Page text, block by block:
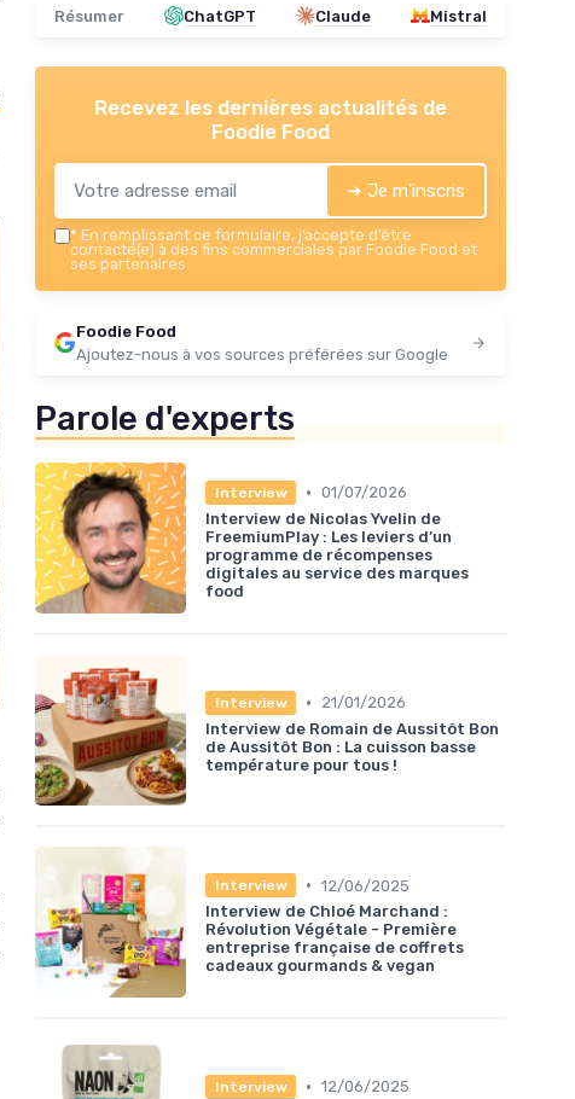
★★★★★
★★★★★ 4,5/5 442 avis
Résumer ChatGPT Claude Mistral
Recevez les dernières actualités de
Foodie Food
➔ Je m'inscris
* En remplissant ce formulaire, j’accepte d’être
contacté(e) à des fins commerciales par Foodie Food et
ses partenaires.
Foodie Food
Ajoutez-nous à vos sources préférées sur Google
Parole d'experts
Interview • 01/07/2026
Interview de Nicolas Yvelin de
FreemiumPlay : Les leviers d’un
programme de récompenses
digitales au service des marques
food
Interview •
21/01/2026
Interview de Romain de Aussitôt Bon
de Aussitôt Bon : La cuisson basse
température pour tous !
Interview • 12/06/2025
Interview de Chloé Marchand :
Révolution Végétale - Première
entreprise française de coffrets
cadeaux gourmands & vegan
Interview • 12/06/2025